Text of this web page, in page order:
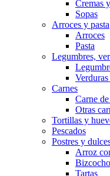
Cremas
Sopas
Arroces y pasta
Arroces
Pasta
Legumbres,
Carnes
Carne
Otras
Tortillas y
Pescados
Postres y
Arroz
Tartas